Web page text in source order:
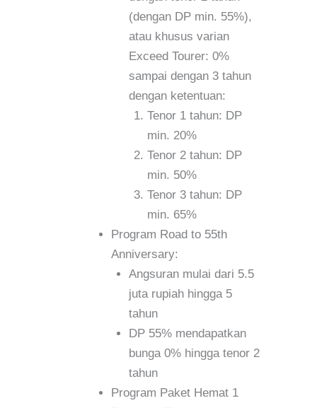
(dengan DP min. 55%),
atau khusus varian
Exceed Tourer: 0%
sampai dengan 3 tahun
dengan ketentuan:
Tenor 1 tahun: DP
min. 20%
Tenor 2 tahun: DP
min. 50%
Tenor 3 tahun: DP
min. 65%
Program Road to 55th
Anniversary:
Angsuran mulai dari 5.5
juta rupiah hingga 5
tahun
DP 55% mendapatkan
bunga 0% hingga tenor 2
tahun
Program Paket Hemat 1